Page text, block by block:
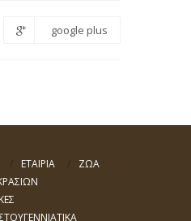
google plus
ΕΤΑΙΡΙΑ
ΖΩΑ